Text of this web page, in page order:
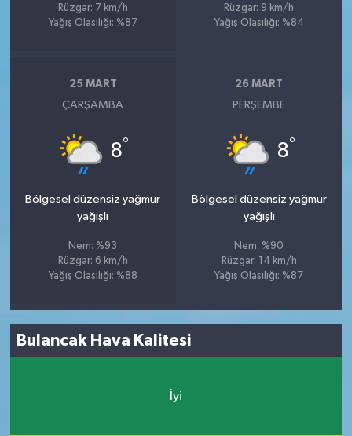
Rüzgar: 7 km/h
Yağış Olasılığı: %87
Rüzgar: 9 km/h
Yağış Olasılığı: %84
25 MART
ÇARŞAMBA
8°
Bölgesel düzensiz yağmur
yağışlı
Nem: %93
Rüzgar: 6 km/h
Yağış Olasılığı: %88
26 MART
PERŞEMBE
8°
Bölgesel düzensiz yağmur
yağışlı
Nem: %90
Rüzgar: 14 km/h
Yağış Olasılığı: %87
Bulancak Hava Kalitesi
İyi